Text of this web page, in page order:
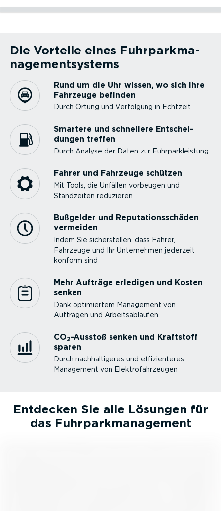
Arbeits­ab­läufe digita­li­sieren
Compliance
Nachhal­tiger Fuhrpark und Elektro­fahr­zeuge
Weiterlesen⁠
Die Vorteile eines Fuhrpark­ma­
nage­ment­systems
Rund um die Uhr wissen, wo sich Ihre
Fahrzeuge befinden
Durch Ortung und Verfolgung in Echtzeit
Smartere und schnellere Entschei­
dungen treffen
Durch Analyse der Daten zur Fuhrparkleistung
Fahrer und Fahrzeuge schützen
Mit Tools, die Unfällen vorbeugen und
Standzeiten reduzieren
Bußgelder und Reputa­ti­ons­schäden
vermeiden
Indem Sie sicher­stellen, dass Fahrer,
Fahrzeuge und Ihr Unternehmen jederzeit
konform sind
Mehr Aufträge erledigen und Kosten
senken
Dank optimiertem Management von
Aufträgen und Arbeits­ab­läufen
CO2-Ausstoß senken und Kraftstoff
sparen
Durch nachhal­ti­geres und effizi­en­teres
Management von Elektro­fahr­zeugen
Entdecken Sie alle Lösungen für
das Fuhrpark­ma­nagement